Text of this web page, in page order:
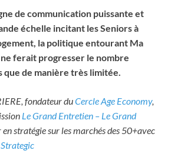
de communication puissante et
échelle incitant les Seniors à
la politique entourant Ma
ne ferait progresser le nombre
que de manière très limitée.
fondateur duCercle Age Economy,
Le Grand Entretien – Le Grand
stratégie sur les marchés des 50+avec